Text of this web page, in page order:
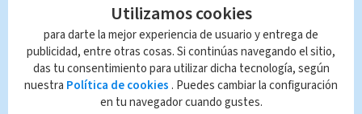
Utilizamos cookies
para darte la mejor experiencia de usuario y entrega de
publicidad, entre otras cosas. Si continúas navegando el sitio,
das tu consentimiento para utilizar dicha tecnología, según
nuestra Política de cookies . Puedes cambiar la configuración
en tu navegador cuando gustes.